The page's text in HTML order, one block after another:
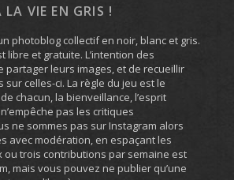
LA VIE EN GRIS !
photoblog collectif en noir, blanc et gris.
libre et gratuite. L’intention des
partager leurs images, et de recueillir
sur celles-ci. La règle du jeu est le
chacun, la bienveillance, l’esprit
pas les critiques
ne sommes pas sur Instagram alors
avec modération, en espaçant les
ou trois contributions par semaine est
mais vous pouvez ne publier qu’une